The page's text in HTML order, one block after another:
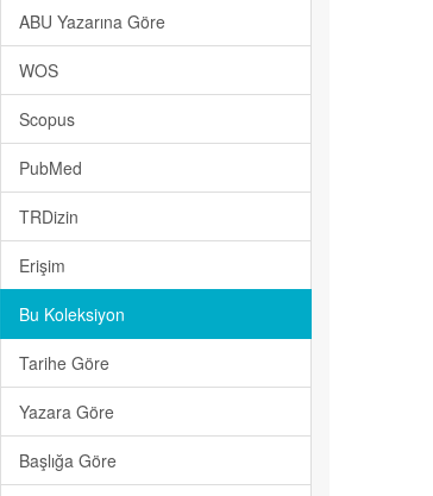
ABU Yazarına Göre
WOS
Scopus
PubMed
TRDizin
Erişim
Bu Koleksiyon
Tarihe Göre
Yazara Göre
Başlığa Göre